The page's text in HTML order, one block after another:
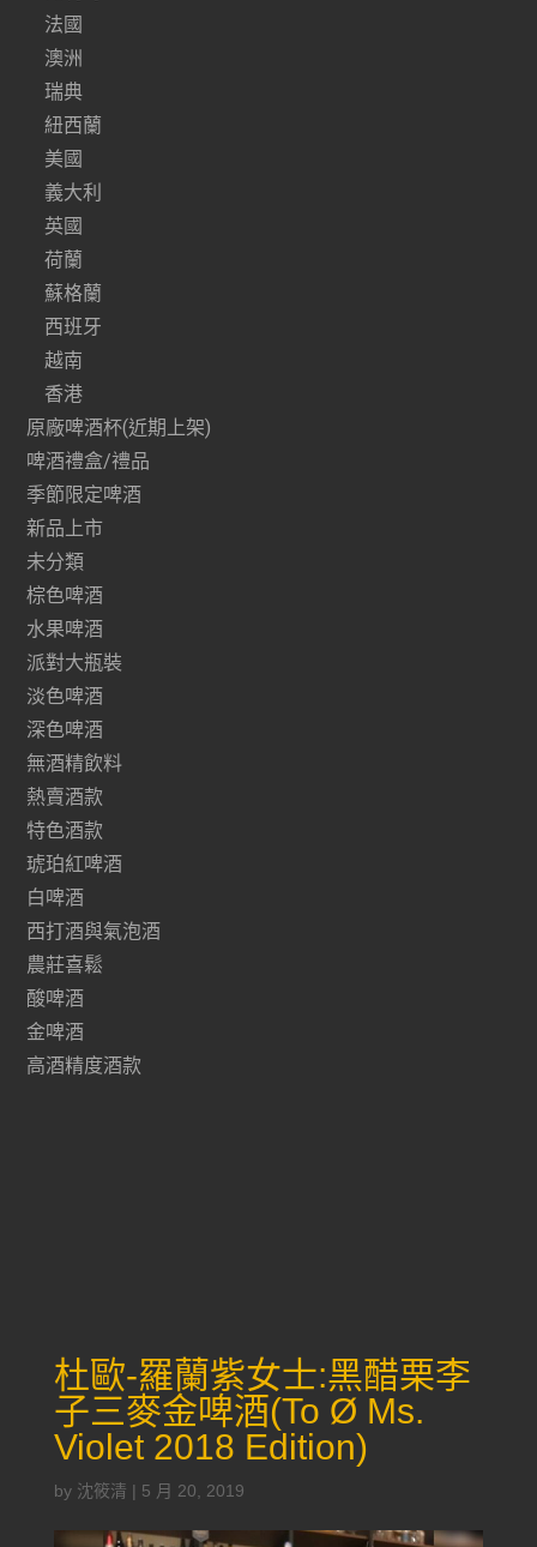
法國
澳洲
瑞典
紐西蘭
美國
義大利
英國
荷蘭
蘇格蘭
西班牙
越南
香港
原廠啤酒杯(近期上架)
啤酒禮盒/禮品
季節限定啤酒
新品上市
未分類
棕色啤酒
水果啤酒
派對大瓶裝
淡色啤酒
深色啤酒
無酒精飲料
熱賣酒款
特色酒款
琥珀紅啤酒
白啤酒
西打酒與氣泡酒
農莊喜鬆
酸啤酒
金啤酒
高酒精度酒款
杜歐-羅蘭紫女士:黑醋栗李
子三麥金啤酒(To Ø Ms.
Violet 2018 Edition)
by 沈筱清 | 5 月 20, 2019